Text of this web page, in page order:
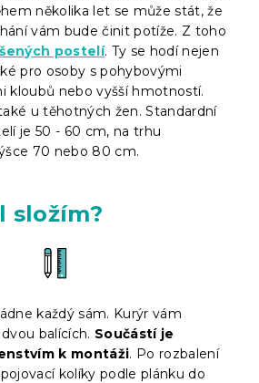
několika let se může stát, že
vám bude činit potíže. Z toho
postelí. Ty se hodí nejen
pro osoby s pohybovými
kloubů nebo vyšší hmotností.
u těhotných žen. Standardní
je 50 - 60 cm, na trhu
70 nebo 80 cm.
složím?
každý sám. Kurýr vám
balících. Součástí je
k montáži. Po rozbalení
kolíky podle plánku do